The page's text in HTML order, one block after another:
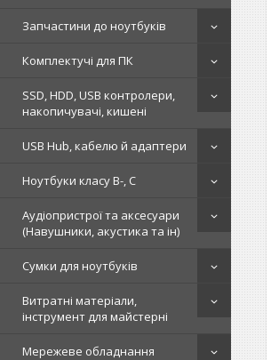
Запчастини до ноутбуків
Комплектучі для ПК
SSD, HDD, USB контролери,
накопичувачі, кишені
USB Hub, кабелю й адаптери
Ноутбуки класу B-, C
Аудіопристрої та аксесуари
(Навушники, акустика та ін)
Сумки для ноутбуків
Витратні матеріали,
інструмент для майстерні
Мережеве обладнання